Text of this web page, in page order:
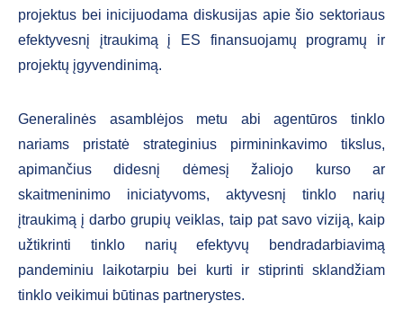
projektus bei inicijuodama diskusijas apie šio sektoriaus
efektyvesnį įtraukimą į ES finansuojamų programų ir
projektų įgyvendinimą.
Generalinės asamblėjos metu abi agentūros tinklo
nariams pristatė strateginius pirmininkavimo tikslus,
apimančius didesnį dėmesį žaliojo kurso ar
skaitmeninimo iniciatyvoms, aktyvesnį tinklo narių
įtraukimą į darbo grupių veiklas, taip pat savo viziją, kaip
užtikrinti tinklo narių efektyvų bendradarbiavimą
pandeminiu laikotarpiu bei kurti ir stiprinti sklandžiam
tinklo veikimui būtinas partnerystes.